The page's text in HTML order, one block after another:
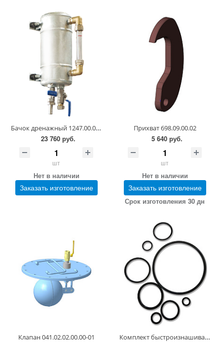
Бачок дренажный 1247.00.00.00
23 760 руб.
шт
Нет в наличии
Заказать изготовление
Прихват 698.09.00.02
5 640 руб.
шт
Нет в наличии
Заказать изготовление
Срок изготовления 30 дн
Клапан 041.02.02.00.00-01
Комплект быстроизнашивающихся деталей ЗИП 547.00.00.00-01